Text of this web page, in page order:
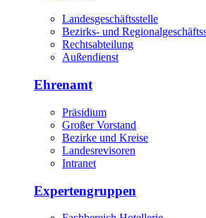
Landesgeschäftsstelle
Bezirks- und
Rechtsabteilung
Außendienst
Ehrenamt
Präsidium
Großer Vorstand
Bezirke und Kreise
Landesrevisoren
Intranet
Expertengruppen